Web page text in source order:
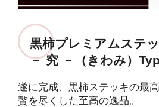
黒柿プレミアムステ
－ 究 －（きわみ）
遂に完成、黒柿ステッキの最高
贅を尽くした至高の逸品。